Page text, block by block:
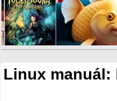
Linux manuál: